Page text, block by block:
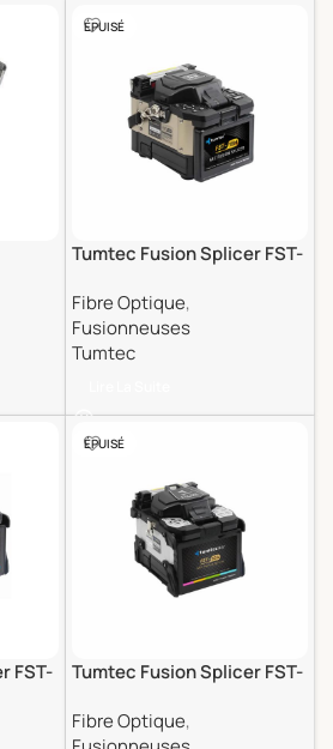
ÉPUISÉ
Tumtec Fusion Splicer FST-
Fibre Optique,
Fusionneuses
Tumtec
FST-
ÉPUISÉ
Tumtec Fusion Splicer FST-
Fibre Optique,